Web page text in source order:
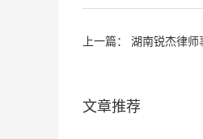
上一篇： 湖南锐杰律师事
文章推荐